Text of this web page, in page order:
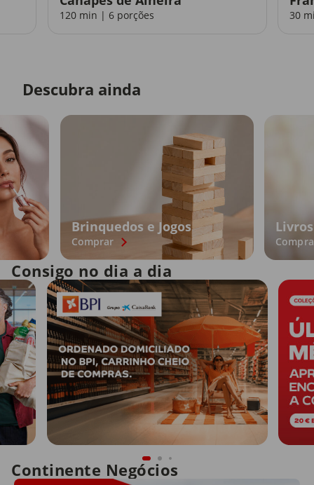
120 min | 6 porções 30
Descubra ainda
Brinquedos e Jogos
Comprar
Livros
Consigo no dia a dia
Continente Negócios